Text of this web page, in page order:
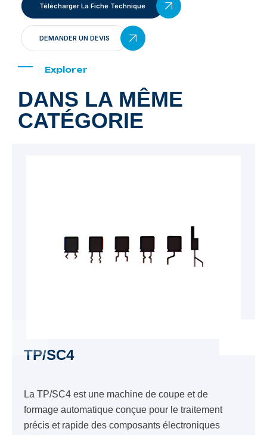
Télécharger La Fiche Technique
DEMANDER UN DEVIS
Explorer
DANS LA MÊME
CATÉGORIE
TP/SC4
La TP/SC4 est une machine de coupe et de
formage automatique conçue pour le traitement
précis et rapide des composants électroniques